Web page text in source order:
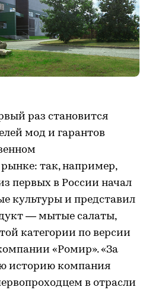
раз становится
мод и гарантов
так, например,
первых в России начал
культуры и представил
— мытые салаты,
категории по версии
«Ромир». «За
историю компания
в отрасли